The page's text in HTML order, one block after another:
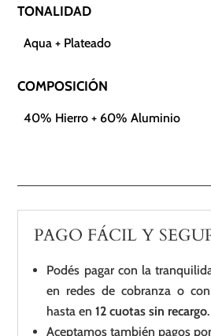
TONALIDAD
Aqua + Plateado
COMPOSICIÓN
40% Hierro + 60% Aluminio
PAGO FÁCIL Y
Podés pagar con la
en redes de cobranza o
hasta en12 cuotas sin recargo.
Aceptamos también pagos